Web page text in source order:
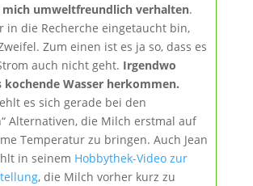
mich umweltfreundlich verhalten.
in die Recherche eingetaucht bin,
Zum einen ist es ja so, dass es
auch nicht geht. Irgendwo
kochende Wasser herkommen.
es sich gerade bei den
Alternativen, die Milch erstmal auf
Temperatur zu bringen. Auch Jean
in seinem Hobbythek-Video zur
, die Milch vorher kurz zu